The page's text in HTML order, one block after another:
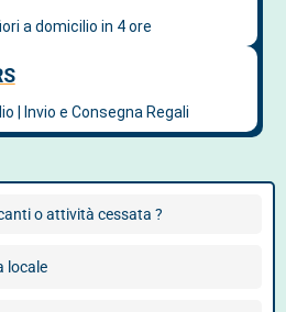
o attività cessata ?
locale